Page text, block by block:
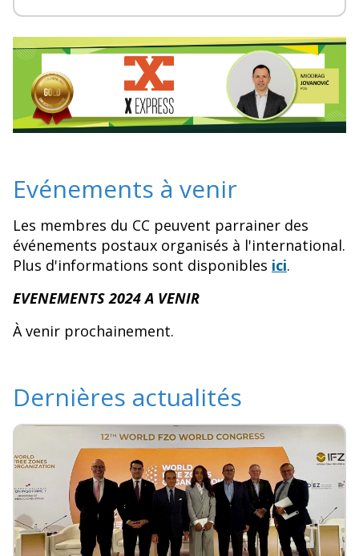
Evénements à venir
Les membres du CC peuvent parrainer des
événements postaux organisés à l'international.
Plus d'informations sont disponibles ici.
EVENEMENTS 2024 A VENIR
À venir prochainement.
Dernières actualités